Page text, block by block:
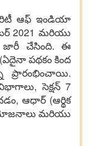
ఆఫ్ ఇండియా
2021 మరియు
జారీ చేసింది. ఈ
పథకం కింద
ప్రారంభించాయి.
సెక్షన్ 7
ఆధార్ (ఆర్థిక
మరియు